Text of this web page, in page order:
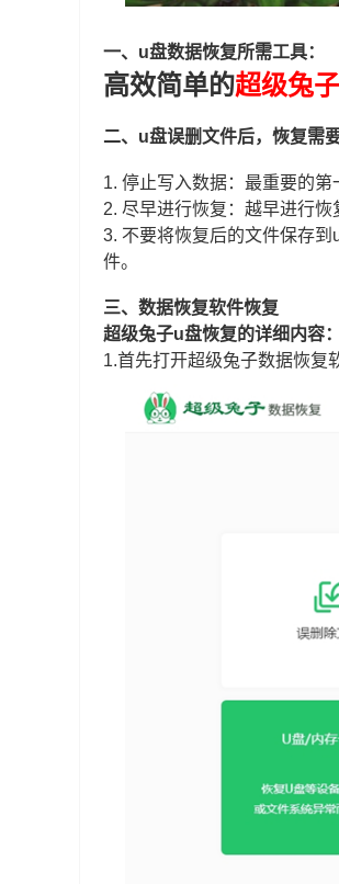
一、u盘数据恢复所需工具：
高效简单的超级兔
二、u盘误删文件后，恢复需要
1. 停止写入数据：最重要的
2. 尽早进行恢复：越早进行
3. 不要将恢复后的文件保存
件。
三、数据恢复软件恢复
超级兔子u盘恢复的详细内容：
1.首先打开超级兔子数据恢复